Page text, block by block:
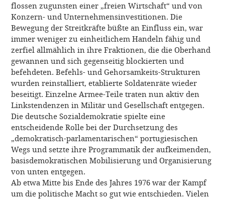
flossen zugunsten einer „freien Wirtschaft“ und von
Konzern- und Unternehmensinvestitionen. Die
Bewegung der Streitkräfte büßte an Einfluss ein, war
immer weniger zu einheitlichem Handeln fähig und
zerfiel allmählich in ihre Fraktionen, die die Oberhand
gewannen und sich gegenseitig blockierten und
befehdeten. Befehls- und Gehorsamkeits-Strukturen
wurden reinstalliert, etablierte Soldatenräte wieder
beseitigt. Einzelne Armee-Teile traten nun aktiv den
Linkstendenzen in Militär und Gesellschaft entgegen.
Die deutsche Sozialdemokratie spielte eine
entscheidende Rolle bei der Durchsetzung des
„demokratisch-parlamentarischen“ portugiesischen
Wegs und setzte ihre Programmatik der aufkeimenden,
basisdemokratischen Mobilisierung und Organisierung
von unten entgegen.
Ab etwa Mitte bis Ende des Jahres 1976 war der Kampf
um die politische Macht so gut wie entschieden. Vielen